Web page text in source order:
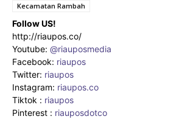
Kecamatan Rambah
Follow US!
http://riaupos.co/
Youtube: @riauposmedia
Facebook: riaupos
Twitter: riaupos
Instagram: riaupos.co
Tiktok : riaupos
Pinterest : riauposdotco